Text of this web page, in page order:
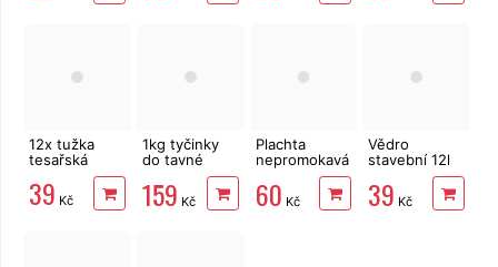
12x tužka
tesařská
39 Kč
1kg tyčinky
do tavné
11x300mm,
dlouhé,
159 Kč
Plachta
nepromokavá
80g/m2,
zelená
60 Kč
Vědro
stavební 12l
zesílené s
vodoznakem
39 Kč